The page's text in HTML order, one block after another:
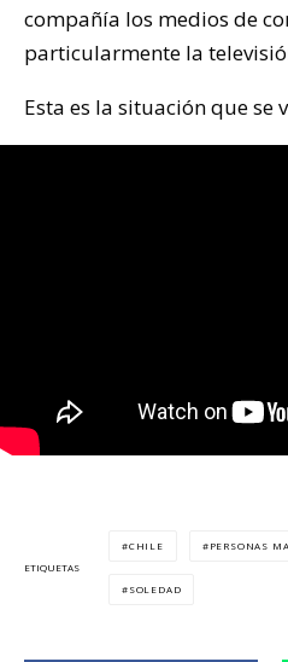
compañía los medios de
particularmente la
Esta es la situación que se
ETIQUETAS
CHILE PERSONAS
SOLEDAD